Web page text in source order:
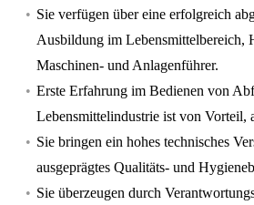
Sie verfügen über eine erfolgreich
Ausbildung im Lebensmittelbereich,
Maschinen- und Anlagenführer.
Erste Erfahrung im Bedienen von
Lebensmittelindustrie ist von Vorteil,
Sie bringen ein hohes technisches
ausgeprägtes Qualitäts- und
Sie überzeugen durch